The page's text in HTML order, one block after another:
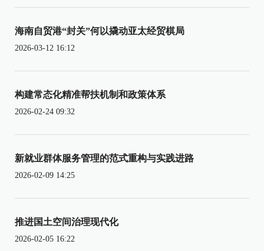
海南自贸港“封关”何以撬动亚太经贸棋局
2026-03-12 16:12
构建常态化精准帮扶机制和政策体系
2026-02-24 09:32
新就业群体服务管理的范式重构与实践进路
2026-02-09 14:25
推进国土空间治理现代化
2026-02-05 16:22